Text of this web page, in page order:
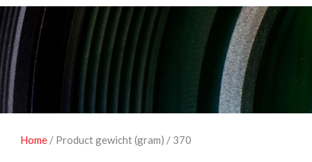
CAMERA’S OBJECTIEVEN ACCESSOIRES
NATUUROBSERVATIE
STUDIOFOTOGRAFIE
Home / Product gewicht (gram) / 370